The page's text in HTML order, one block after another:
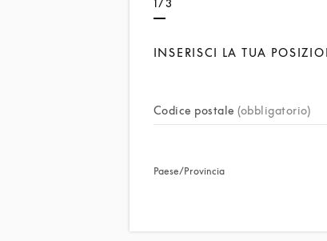
1/3
INSERISCI LA TUA
Codice postale (obbligatorio)
Paese/Provincia